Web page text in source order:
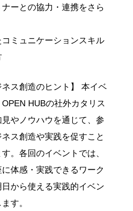
ナーとの協力・連携をさら
コミュニケーションスキル
ネス創造のヒント】 本イベ
HUBの社外カタリス
見やノウハウを通じて、参
ス創造や実践を促すこと
。各回のイベントでは、
体感・実践できるワーク
から使える実践的イベン
す。